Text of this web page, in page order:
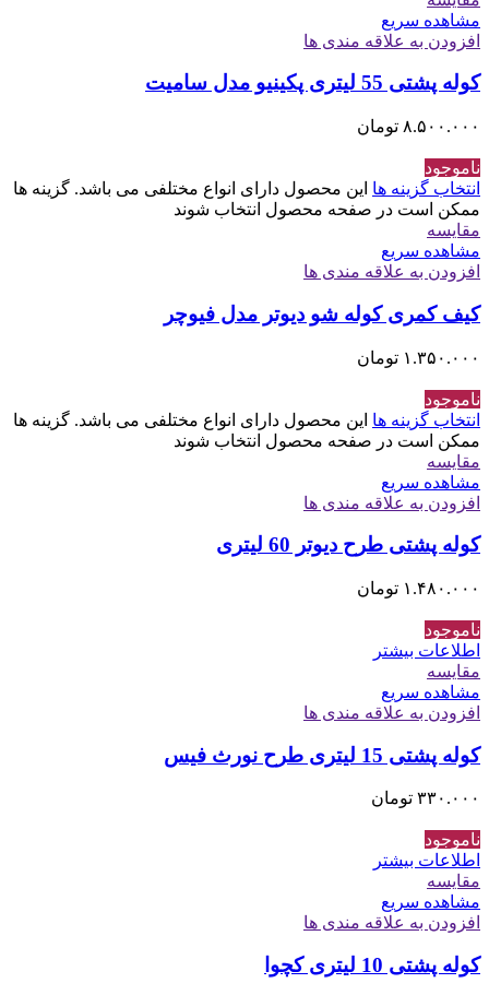
مشاهده سریع
افزودن به علاقه مندی ها
کوله پشتی 55 لیتری پکینیو مدل سامیت
۸.۵۰۰.۰۰۰ تومان
ناموجود
انتخاب گزینه ها این محصول دارای انواع مختلفی می باشد. گزینه ها
ممکن است در صفحه محصول انتخاب شوند
مقایسه
مشاهده سریع
افزودن به علاقه مندی ها
کیف کمری کوله شو دیوتر مدل فیوچر
۱.۳۵۰.۰۰۰ تومان
ناموجود
انتخاب گزینه ها این محصول دارای انواع مختلفی می باشد. گزینه ها
ممکن است در صفحه محصول انتخاب شوند
مقایسه
مشاهده سریع
افزودن به علاقه مندی ها
کوله پشتی طرح دیوتر 60 لیتری
۱.۴۸۰.۰۰۰ تومان
ناموجود
اطلاعات بیشتر
مقایسه
مشاهده سریع
افزودن به علاقه مندی ها
کوله پشتی 15 لیتری طرح نورث فیس
۳۳۰.۰۰۰ تومان
ناموجود
اطلاعات بیشتر
مقایسه
مشاهده سریع
افزودن به علاقه مندی ها
کوله پشتی 10 لیتری کچوا